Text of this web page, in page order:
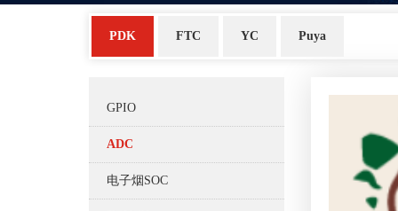
PDK FTC YC Puya
GPIO
ADC
电子烟SOC